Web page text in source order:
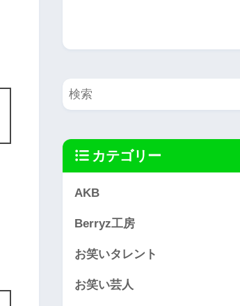
カテゴリー
AKB
Berryz工房
お笑いタレント
お笑い芸人